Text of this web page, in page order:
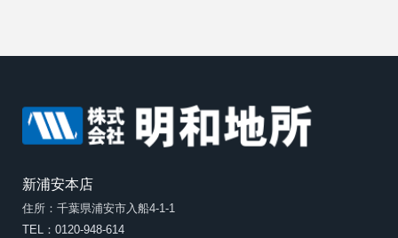
新浦安本店
住所：千葉県浦安市入船4-1-1
TEL：0120-948-614